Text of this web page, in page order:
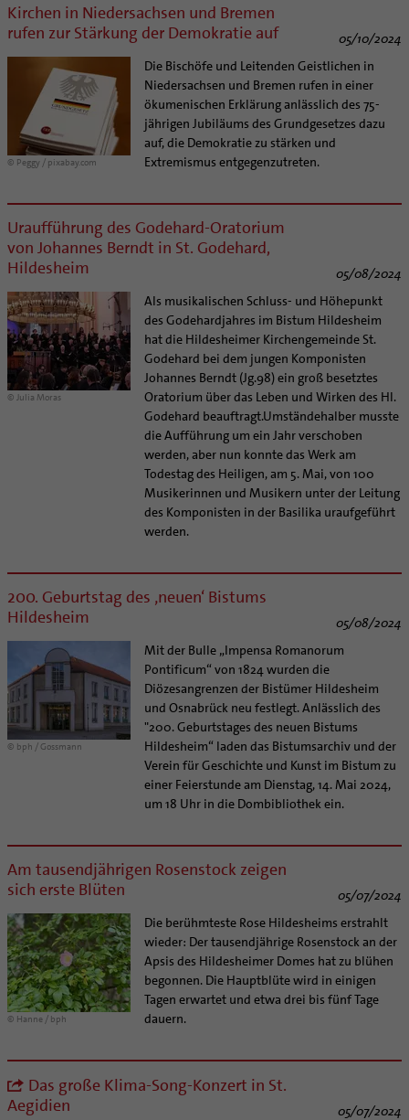
Kirchen in Niedersachsen und Bremen
rufen zur Stärkung der Demokratie auf
05/10/2024
© Peggy / pixabay.com
Die Bischöfe und Leitenden Geistlichen in
Niedersachsen und Bremen rufen in einer
ökumenischen Erklärung anlässlich des 75-
jährigen Jubiläums des Grundgesetzes dazu
auf, die Demokratie zu stärken und
Extremismus entgegenzutreten.
Uraufführung des Godehard-Oratorium
von Johannes Berndt in St. Godehard,
Hildesheim
05/08/2024
© Julia Moras
Als musikalischen Schluss- und Höhepunkt
des Godehardjahres im Bistum Hildesheim
hat die Hildesheimer Kirchengemeinde St.
Godehard bei dem jungen Komponisten
Johannes Berndt (Jg.98) ein groß besetztes
Oratorium über das Leben und Wirken des Hl.
Godehard beauftragt.Umständehalber musste
die Aufführung um ein Jahr verschoben
werden, aber nun konnte das Werk am
Todestag des Heiligen, am 5. Mai, von 100
Musikerinnen und Musikern unter der Leitung
des Komponisten in der Basilika uraufgeführt
werden.
200. Geburtstag des ‚neuen‘ Bistums
Hildesheim
05/08/2024
© bph / Gossmann
Mit der Bulle „Impensa Romanorum
Pontificum“ von 1824 wurden die
Diözesangrenzen der Bistümer Hildesheim
und Osnabrück neu festlegt. Anlässlich des
"200. Geburtstages des neuen Bistums
Hildesheim“ laden das Bistumsarchiv und der
Verein für Geschichte und Kunst im Bistum zu
einer Feierstunde am Dienstag, 14. Mai 2024,
um 18 Uhr in die Dombibliothek ein.
Am tausendjährigen Rosenstock zeigen
sich erste Blüten
05/07/2024
© Hanne / bph
Die berühmteste Rose Hildesheims erstrahlt
wieder: Der tausendjährige Rosenstock an der
Apsis des Hildesheimer Domes hat zu blühen
begonnen. Die Hauptblüte wird in einigen
Tagen erwartet und etwa drei bis fünf Tage
dauern.
Das große Klima-Song-Konzert in St.
Aegidien
05/07/2024